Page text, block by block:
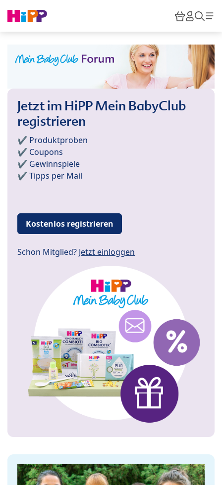
HiPP
Jetzt im HiPP Mein BabyClub
registrieren
✔️ Produktproben
✔️ Coupons
✔️ Gewinnspiele
✔️ Tipps per Mail
Kostenlos registrieren
Schon Mitglied? Jetzt einloggen